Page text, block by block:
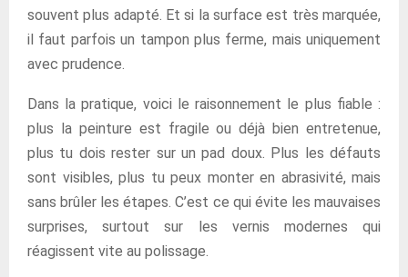
souvent plus adapté. Et si la surface est très marquée,
il faut parfois un tampon plus ferme, mais uniquement
avec prudence.
Dans la pratique, voici le raisonnement le plus fiable :
plus la peinture est fragile ou déjà bien entretenue,
plus tu dois rester sur un pad doux. Plus les défauts
sont visibles, plus tu peux monter en abrasivité, mais
sans brûler les étapes. C’est ce qui évite les mauvaises
surprises, surtout sur les vernis modernes qui
réagissent vite au polissage.